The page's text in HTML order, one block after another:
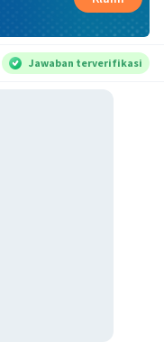
Jawaban terverifikasi